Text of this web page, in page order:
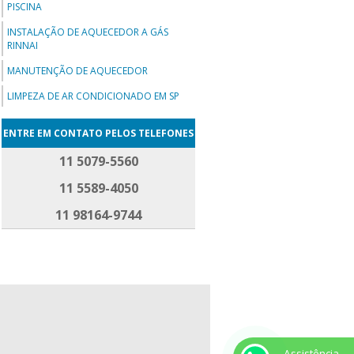
PISCINA
INSTALAÇÃO DE AQUECEDOR A GÁS
RINNAI
MANUTENÇÃO DE AQUECEDOR
LIMPEZA DE AR CONDICIONADO EM SP
ENTRE EM CONTATO PELOS TELEFONES
11 5079-5560
11 5589-4050
11 98164-9744